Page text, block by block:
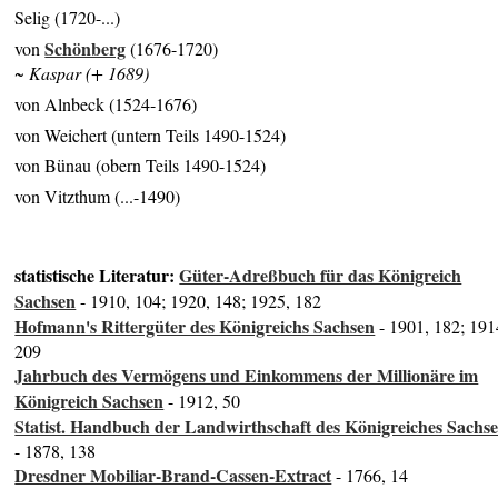
Selig (1720-...)
vonSchönberg(1676-1720)
~ Kaspar (+ 1689)
von Alnbeck (1524-1676)
von Weichert (untern Teils 1490-1524)
von Bünau (obern Teils 1490-1524)
von Vitzthum (...-1490)
statistische Literatur:Güter-Adreßbuch für das Königreich
Sachsen- 1910, 104; 1920, 148; 1925, 182
Hofmann's Rittergüter des Königreichs Sachsen- 1901, 182;
209
Jahrbuch des Vermögens und Einkommens der Millionäre im
Königreich Sachsen- 1912, 50
Statist. Handbuch der Landwirthschaft des Königreiches
- 1878, 138
Dresdner Mobiliar-Brand-Cassen-Extract- 1766, 14